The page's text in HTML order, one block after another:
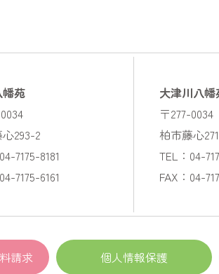
苑
293-2
7175-8181
7175-6161
大津川八幡
〒277-0034
柏市藤心
TEL：04-
FAX：04-
請求 個人情報保護